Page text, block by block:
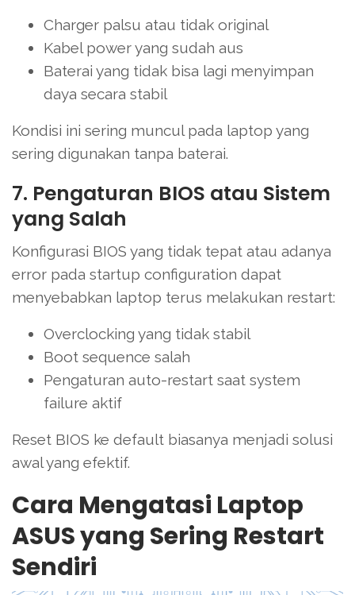
Charger palsu atau tidak original
Kabel power yang sudah aus
Baterai yang tidak bisa lagi menyimpan
daya secara stabil
Kondisi ini sering muncul pada laptop yang
sering digunakan tanpa baterai.
7. Pengaturan BIOS atau Sistem
yang Salah
Konfigurasi BIOS yang tidak tepat atau adanya
error pada startup configuration dapat
menyebabkan laptop terus melakukan restart:
Overclocking yang tidak stabil
Boot sequence salah
Pengaturan auto-restart saat system
failure aktif
Reset BIOS ke default biasanya menjadi solusi
awal yang efektif.
Cara Mengatasi Laptop
ASUS yang Sering Restart
Sendiri